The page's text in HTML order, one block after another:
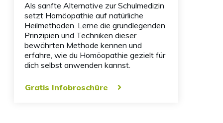
Als sanfte Alternative zur Schulmedizin
setzt Homöopathie auf natürliche
Heilmethoden. Lerne die grundlegenden
Prinzipien und Techniken dieser
bewährten Methode kennen und
erfahre, wie du Homöopathie gezielt für
dich selbst anwenden kannst.
Gratis Infobroschüre